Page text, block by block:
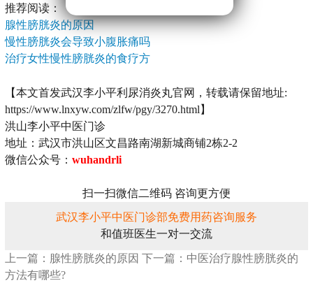
推荐阅读：
腺性膀胱炎的原因
慢性膀胱炎会导致小腹胀痛吗
治疗女性慢性膀胱炎的食疗方
【本文首发武汉李小平利尿消炎丸官网，转载请保留地址:
https://www.lnxyw.com/zlfw/pgy/3270.html】
洪山李小平中医门诊
地址：武汉市洪山区文昌路南湖新城商铺2栋2-2
微信公众号： wuhandrli
扫一扫微信二维码 咨询更方便
武汉李小平中医门诊部免费用药咨询服务
和值班医生一对一交流
上一篇：腺性膀胱炎的原因 下一篇：中医治疗腺性膀胱炎的
方法有哪些?